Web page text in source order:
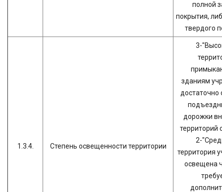
полной
покрытия,
твердого
1.3.4. Степень освещенности территории
3-
зданиям
достаточно
дорожки
территорий
2-
территория
освещена